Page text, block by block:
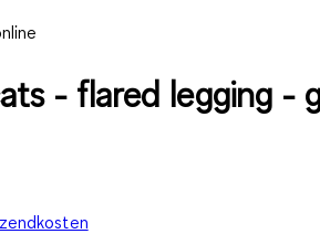
- flared legging -